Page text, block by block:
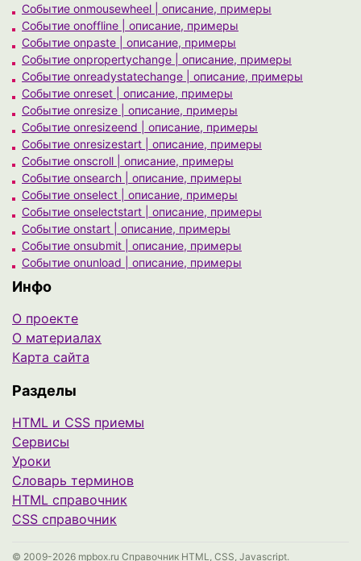
Событие onmousewheel | описание, примеры
Событие onoffline | описание, примеры
Событие onpaste | описание, примеры
Событие onpropertychange | описание, примеры
Событие onreadystatechange | описание, примеры
Событие onreset | описание, примеры
Событие onresize | описание, примеры
Событие onresizeend | описание, примеры
Событие onresizestart | описание, примеры
Событие onscroll | описание, примеры
Событие onsearch | описание, примеры
Событие onselect | описание, примеры
Событие onselectstart | описание, примеры
Событие onstart | описание, примеры
Событие onsubmit | описание, примеры
Событие onunload | описание, примеры
Инфо
О проекте
О материалах
Карта сайта
Разделы
HTML и CSS приемы
Сервисы
Уроки
Cловарь терминов
HTML справочник
CSS справочник
© 2009-2026 mpbox.ru Справочник HTML, CSS, Javascript.